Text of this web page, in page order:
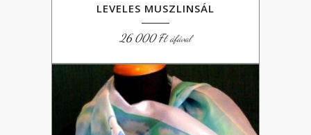
LEVELES MUSZLINSÁL
26 000Ft áfával